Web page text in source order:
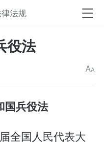
法规
役法
AA
国兵役法
全国人民代表大